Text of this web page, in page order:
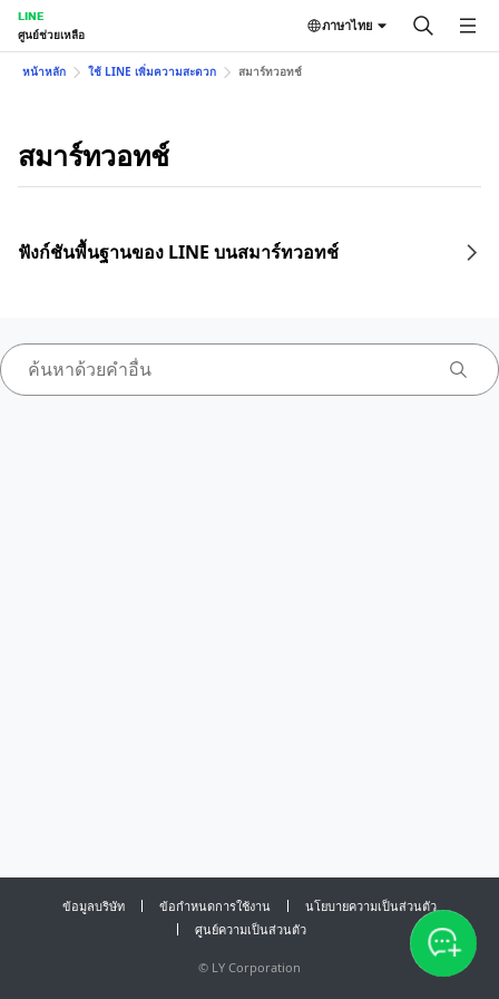
LINE
ศูนย์ช่วยเหลือ
ภาษาไทย
หน้าหลัก ใช้ LINE เพิ่มความสะดวก สมาร์ทวอทช์
สมาร์ทวอทช์
ฟังก์ชันพื้นฐานของ LINE บนสมาร์ทวอทช์
ข้อมูลบริษัท ข้อกำหนดการใช้งาน
นโยบายความเป็นส่วนตัว
ศูนย์ความเป็นส่วนตัว
© LY Corporation